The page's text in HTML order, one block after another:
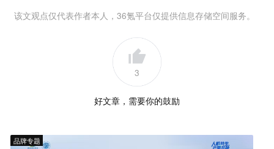
该文观点仅代表作者本人，36氪平台仅提供信息存储空间服务。
3
好文章，需要你的鼓励
品牌专题